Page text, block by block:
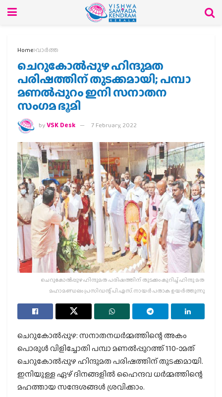
Home വാര്‍ത്ത
ചെറുകോല്‍പ്പുഴ ഹിന്ദുമത
പരിഷത്തിന് തുടക്കമായി; പമ്പാ
മണല്‍പ്പുറം ഇനി സനാതന
സംഗമ ഭൂമി
byVSK Desk 7 February, 2022
ചെറുകോല്‍പ്പുഴ ഹിന്ദുമത പരിഷത്തിന് തുടക്കം കുറിച്ച് ഹിന്ദു മത
മഹാമണ്ഡലം പ്രസിഡന്റ് പി.എസ്.നായര്‍ പതാക ഉയര്‍ത്തുന്നു
ചെറുകോല്‍പ്പുഴ: സനാതനധര്‍മ്മത്തിന്റെ അകം
പൊരുള്‍ വിളിച്ചോതി പമ്പാ മണല്‍പ്പുറത്ത് 110-ാമത്
ചെറുകോല്‍പ്പുഴ ഹിന്ദുമത പരിഷത്തിന് തുടക്കമായി.
ഇനിയുള്ള ഏഴ് ദിനങ്ങളില്‍ ഹൈന്ദവ ധര്‍മ്മത്തിന്റെ
മഹത്തായ സന്ദേശങ്ങള്‍ ശ്രവിക്കാം.